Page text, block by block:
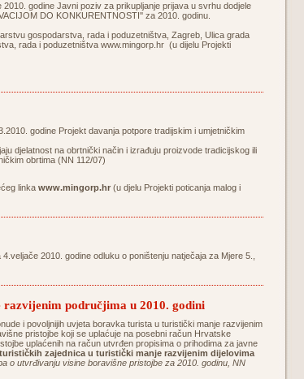
godine Javni poziv za prikupljanje prijava u svrhu dodjele
DO KONKURENTNOSTI'' za 2010. godinu.
gospodarstva, rada i poduzetništva, Zagreb, Ulica grada
rada i poduzetništva www.mingorp.hr (u dijelu Projekti
godine Projekt davanja potpore tradijskim i umjetničkim
djelatnost na obrtnički način i izrađuju proizvode tradicijskog ili
obrtima (NN 112/07)
linka www.mingorp.hr (u djelu Projekti poticanja malog i
2010. godine odluku o poništenju natječaja za Mjere 5.,
područjima u 2010. godini
i povoljnijih uvjeta boravka turista u turistički manje razvijenim
pristojbe koji se uplaćuje na posebni račun Hrvatske
uplaćenih na račun utvrđen propisima o prihodima za javne
zajednica u turistički manje razvijenim dijelovima
o utvrđivanju visine boravišne pristojbe za 2010. godinu, NN